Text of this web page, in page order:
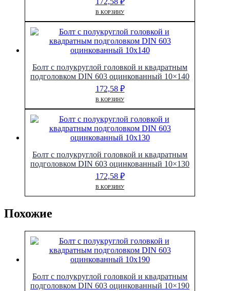
В КОРЗИНУ
Болт с полукруглой головкой и квадратным
подголовком DIN 603 оцинкованный 10×140
172,58 ₽
В КОРЗИНУ
Болт с полукруглой головкой и квадратным
подголовком DIN 603 оцинкованный 10×130
172,58 ₽
В КОРЗИНУ
Похожие
Болт с полукруглой головкой и квадратным
подголовком DIN 603 оцинкованный 10×190